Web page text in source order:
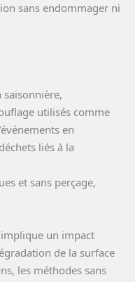
sans endommager ni
saisonnière,
utilisés comme
en
liés à la
et sans perçage,
un impact
de la surface
les méthodes sans